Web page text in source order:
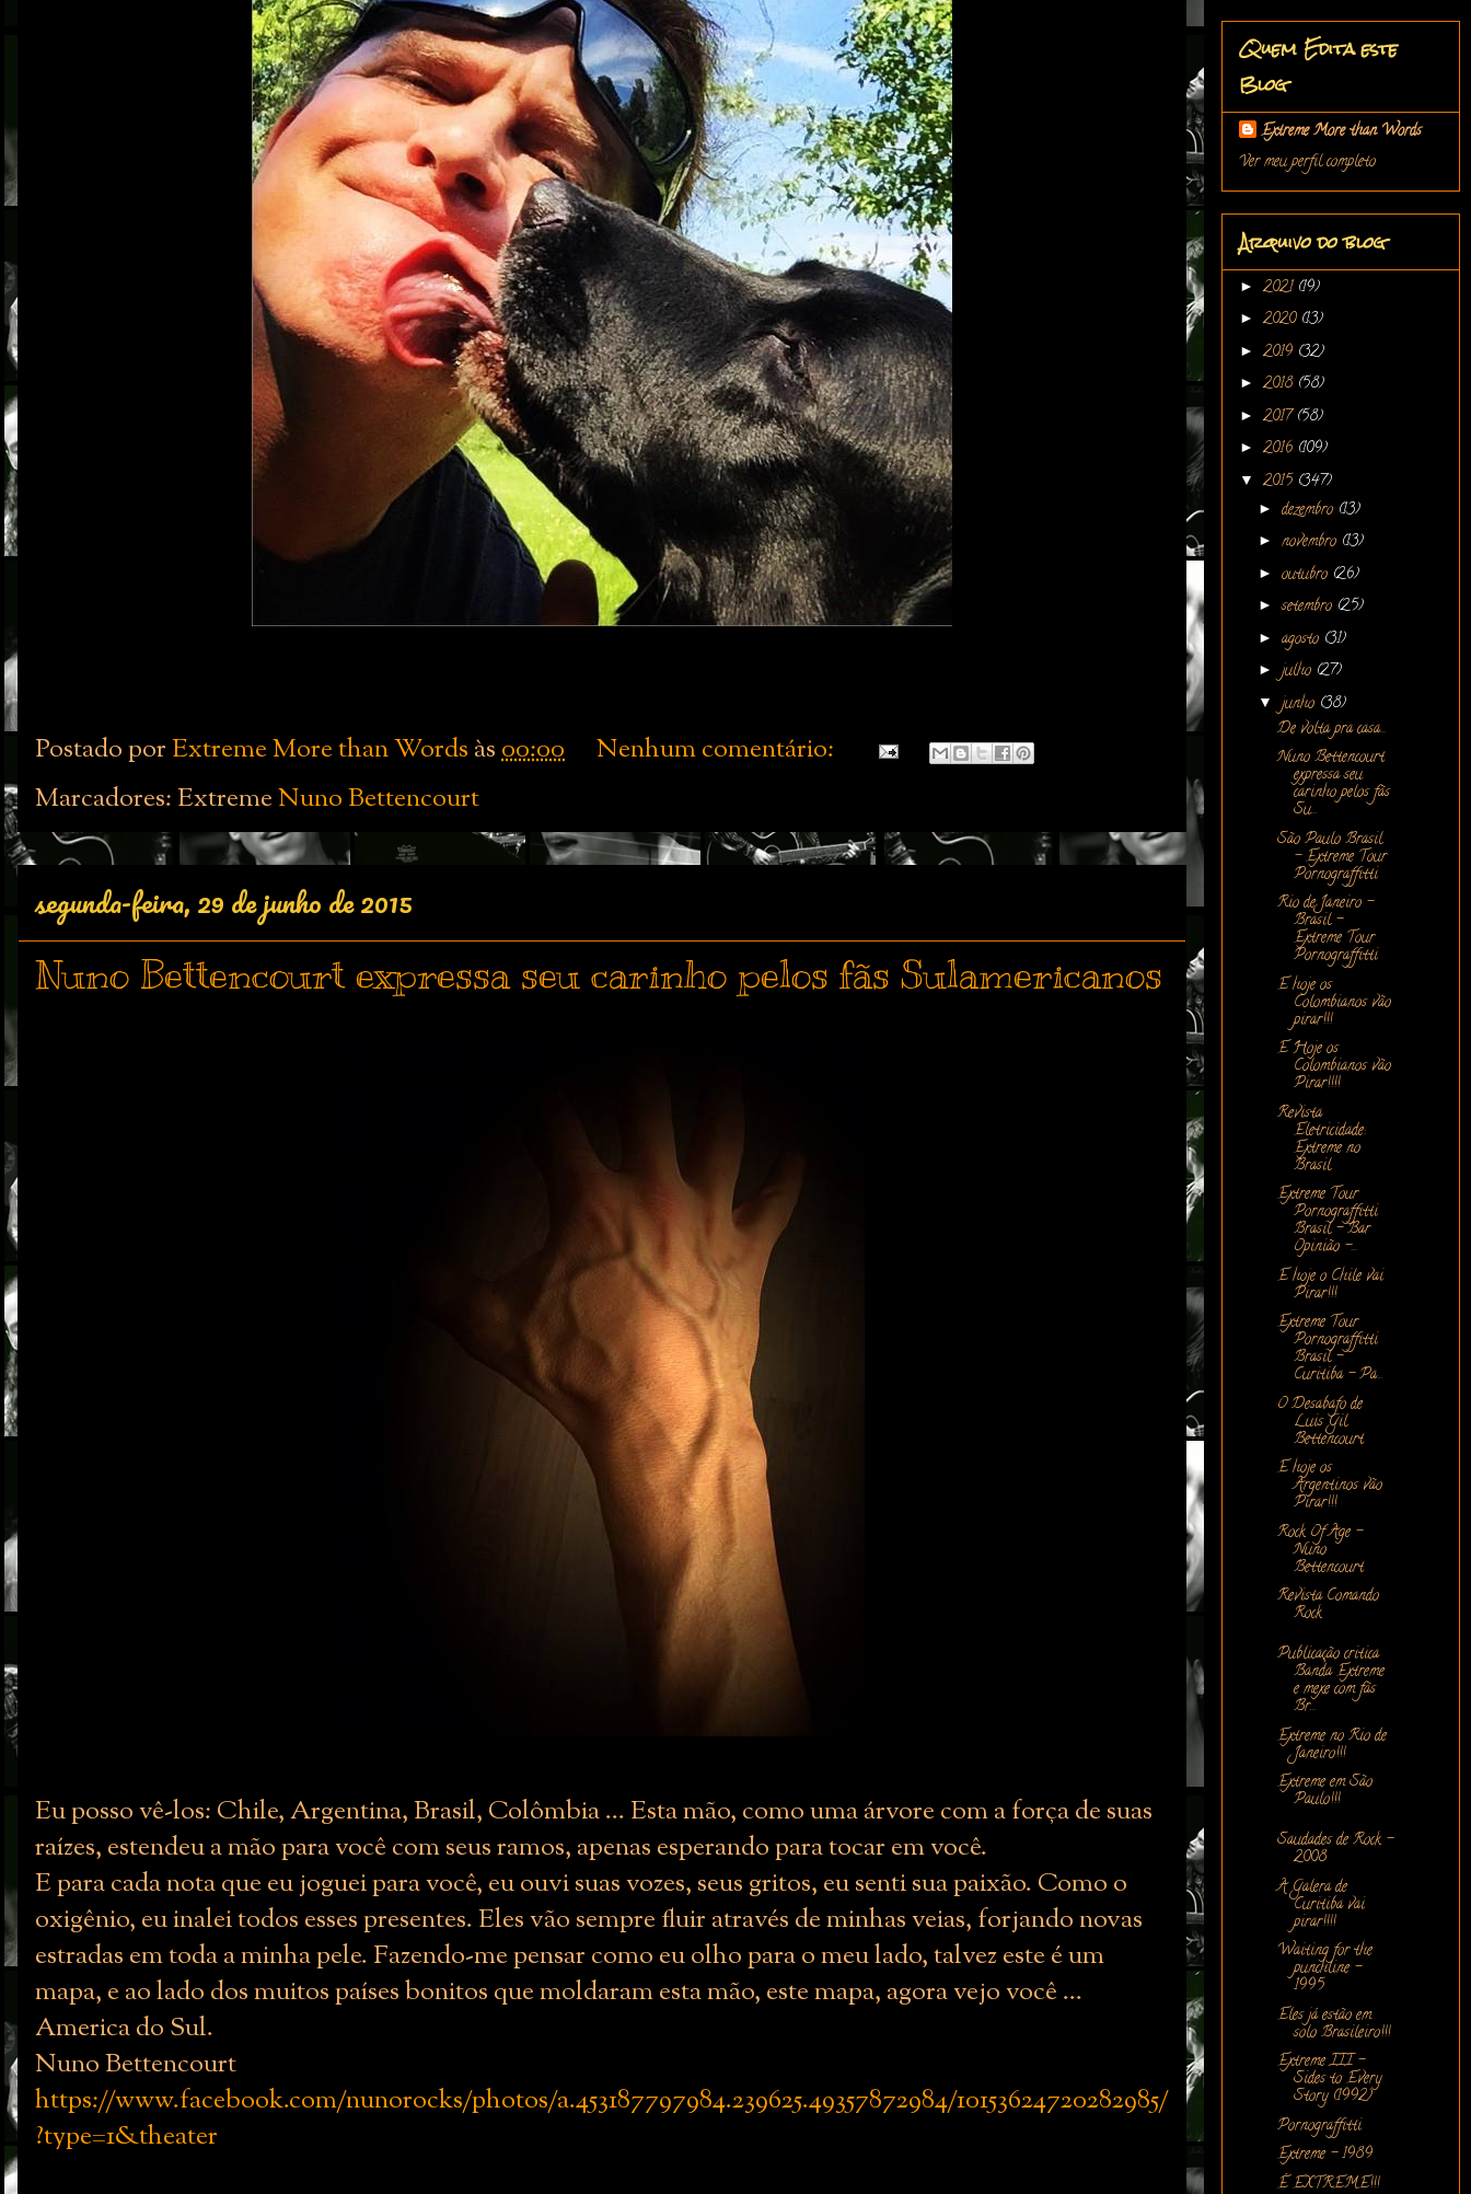
Postado porExtreme More than Words às00:00
Nenhum comentário:
Marcadores: ExtremeNuno Bettencourt
segunda-feira, 29 de junho de 2015
Nuno Bettencourt expressa seu carinho pelos fãs Sulamericanos
Eu posso vê-los: Chile, Argentina, Brasil, Colômbia ... Esta mão, como uma árvore com a força de suas
raízes, estendeu a mão para você com seus ramos, apenas esperando para tocar em você.
E para cada nota que eu joguei para você, eu ouvi suas vozes, seus gritos, eu senti sua paixão. Como o
oxigênio, eu inalei todos esses presentes. Eles vão sempre fluir através de minhas veias, forjando novas
estradas em toda a minha pele. Fazendo-me pensar como eu olho para o meu lado, talvez este é um
mapa, e ao lado dos muitos países bonitos que moldaram esta mão, este mapa, agora vejo você ...
America do Sul.
Nuno Bettencourt
https://www.facebook.com/nunorocks/photos/a.453187797984.239625.49357872984/10153624720282985/
?type=1&theater
Quem Edita este
Blog
Extreme More than Words
Ver meu perfil completo
Arquivo do blog
► 2021 (19)
► 2020 (13)
► 2019 (32)
► 2018 (58)
► 2017(58)
► 2016 (109)
▼ 2015 (347)
► dezembro (13)
► novembro (13)
► outubro (26)
►setembro (25)
► agosto (31)
► julho (27)
▼ junho (38)
De volta pra casa...
Nuno Bettencourt
expressa seu
carinho pelos fãs
Su...
São Paulo Brasil
- Extreme Tour
Pornograffitti
Rio de Janeiro -
Brasil -
Extreme Tour
Pornograffitti
E hoje os
Colombianos vão
pirar!!!
E Hoje os
Colombianos vão
Pirar!!!!
Revista
Eletricidade:
Extreme no
Brasil
Extreme Tour
Pornograffitti
Brasil - Bar
Opinião -...
E hoje o Chile vai
Pirar!!!
Extreme Tour
Pornograffitti
Brasil -
Curitiba - Pa...
O Desabafo de
Luis Gil
Bettencourt
E hoje os
Argentinos vão
Pirar!!!
Rock Of Age -
Nuno
Bettencourt
Revista Comando
Rock
Publicação critica
Banda Extreme
e mexe com fãs
Br...
Extreme no Rio de
Janeiro!!!
Extreme em São
Paulo!!!
Saudades de Rock -
2008
A Galera de
Curitiba vai
pirar!!!!
Waiting for the
punchline -
1995
Eles já estão em
solo Brasileiro!!!
Extreme III -
Sides to Every
Story (1992)
Pornograffitti
Extreme - 1989
É EXTREME!!!